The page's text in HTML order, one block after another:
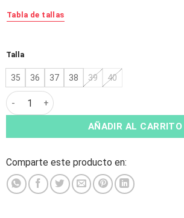
Tabla de tallas
Talla
35 36 37 38 39 40
Sandalia Exs Nomad Cuero Marrón cantidad
AÑADIR AL CARRITO
Alternative:
Comparte este producto en: